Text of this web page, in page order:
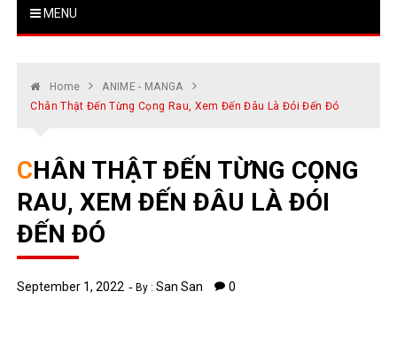
MENU
Home
ANIME - MANGA
Chân Thật Đến Từng Cọng Rau, Xem Đến Đâu Là Đói Đến Đó
CHÂN THẬT ĐẾN TỪNG CỌNG
RAU, XEM ĐẾN ĐÂU LÀ ĐÓI
ĐẾN ĐÓ
September 1, 2022 By :San San 0